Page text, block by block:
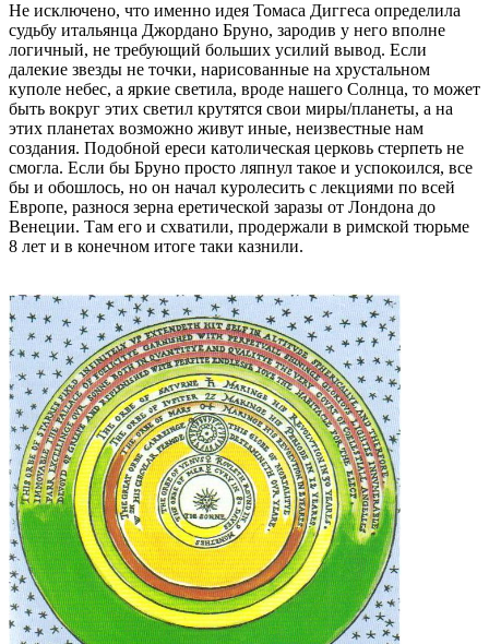
Не исключено, что именно идея Томаса Диггеса определила
судьбу итальянца Джордано Бруно, зародив у него вполне
логичный, не требующий больших усилий вывод. Если
далекие звезды не точки, нарисованные на хрустальном
куполе небес, а яркие светила, вроде нашего Солнца, то может
быть вокруг этих светил крутятся свои миры/планеты, а на
этих планетах возможно живут иные, неизвестные нам
создания. Подобной ереси католическая церковь стерпеть не
смогла. Если бы Бруно просто ляпнул такое и успокоился, все
бы и обошлось, но он начал куролесить с лекциями по всей
Европе, разнося зерна еретической заразы от Лондона до
Венеции. Там его и схватили, продержали в римской тюрьме
8 лет и в конечном итоге таки казнили.